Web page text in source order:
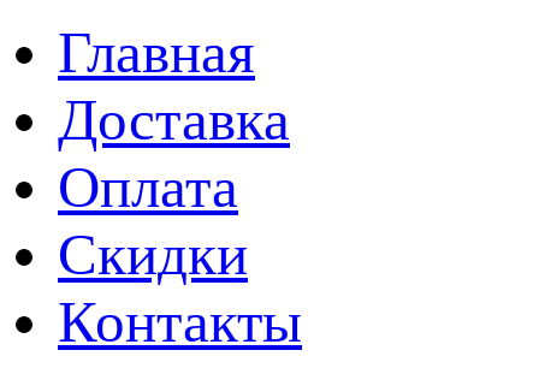
Главная
Доставка
Оплата
Скидки
Контакты